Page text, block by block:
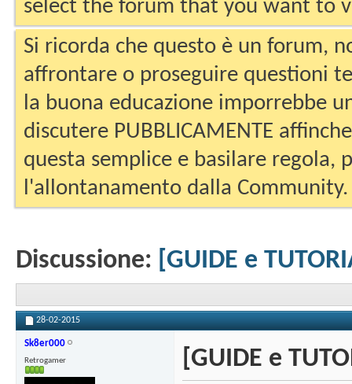
select the forum that you want to
Si ricorda che questo è un forum,
affrontare o proseguire questioni
la buona educazione imporrebbe
discutere PUBBLICAMENTE
questa semplice e basilare regola,
l'allontanamento dalla Community.
Discussione: [GUIDE e
28-02-2015
Sk8er000
Retrogamer [GUIDE e